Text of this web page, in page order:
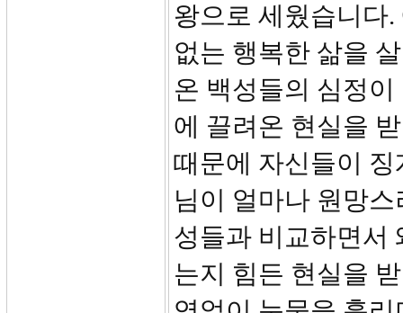
왕으로 세웠습니다
없는 행복한 삶을
온 백성들의 심정
에 끌려온 현실을
때문에 자신들이
님이 얼마나 원망
성들과 비교하면서
는지 힘든 현실을